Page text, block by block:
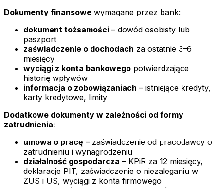
Dokumenty finansowe wymagane przez bank:
dokument tożsamości – dowód osobisty lub
paszport
zaświadczenie o dochodach za ostatnie 3–6
miesięcy
wyciągi z konta bankowego potwierdzające
historię wpływów
informacja o zobowiązaniach – istniejące kredyty,
karty kredytowe, limity
Dodatkowe dokumenty w zależności od formy
zatrudnienia:
umowa o pracę – zaświadczenie od pracodawcy o
zatrudnieniu i wynagrodzeniu
działalność gospodarcza – KPiR za 12 miesięcy,
deklaracje PIT, zaświadczenie o niezaleganiu w
ZUS i US, wyciągi z konta firmowego